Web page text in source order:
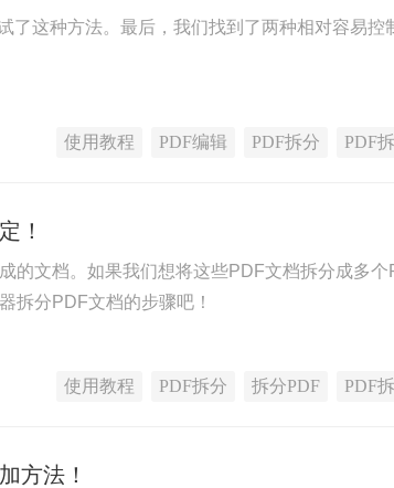
这种方法。最后，我们找到了两种相对容易控
使用教程 PDF编辑 PDF拆分 PDF
！
的文档。如果我们想将这些PDF文档拆分成多
拆分PDF文档的步骤吧！
使用教程 PDF拆分 拆分PDF PDF
方法！